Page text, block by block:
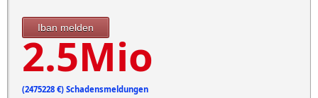
Iban melden
2.5Mio
(2475228 €) Schadensmeldungen